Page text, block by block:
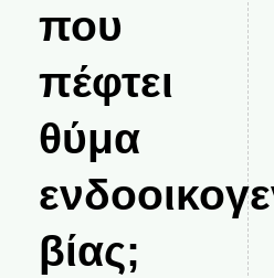
που
πέφτει
θύμα
βίας;